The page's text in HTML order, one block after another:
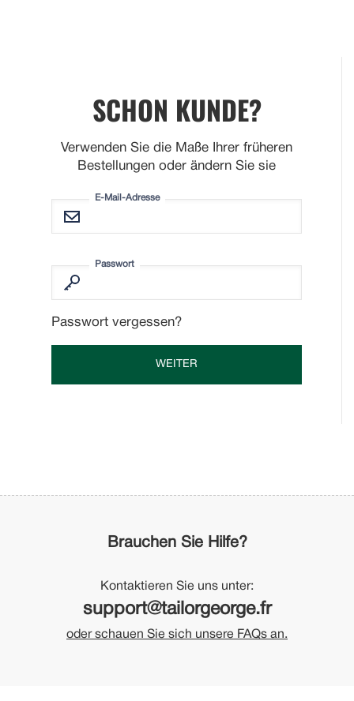
SCHON KUNDE?
Verwenden Sie die Maße Ihrer früheren
Bestellungen oder ändern Sie sie
E-Mail-Adresse
Passwort
Passwort vergessen?
WEITER
Brauchen Sie Hilfe?
Kontaktieren Sie uns unter:
support@tailorgeorge.fr
oder schauen Sie sich unsere FAQs an.